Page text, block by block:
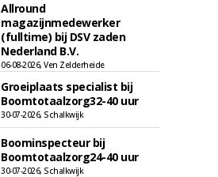
Allround
magazijnmedewerker
(fulltime) bij DSV zaden
Nederland B.V.
06-08-2026, Ven Zelderheide
Groeiplaats specialist bij
Boomtotaalzorg32-40 uur
30-07-2026, Schalkwijk
Boominspecteur bij
Boomtotaalzorg24-40 uur
30-07-2026, Schalkwijk